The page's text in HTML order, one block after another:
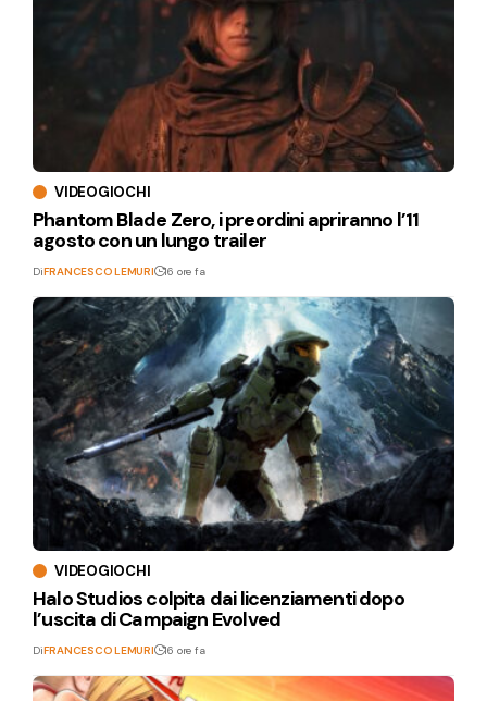
VIDEOGIOCHI
Phantom Blade Zero, i preordini apriranno l’11
agosto con un lungo trailer
DiFRANCESCO LEMURI 16 ore fa
VIDEOGIOCHI
Halo Studios colpita dai licenziamenti dopo
l’uscita di Campaign Evolved
DiFRANCESCO LEMURI 16 ore fa